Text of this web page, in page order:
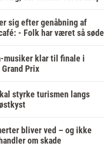
sig efter genåbning af
- Folk har været så søde
musiker klar til finale i
Prix
styrke turismen langs
bliver ved – og ikke
om skade